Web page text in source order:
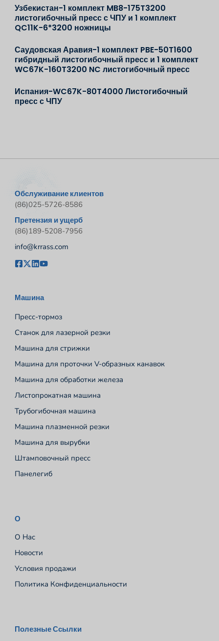
Узбекистан-1 комплект MB8-175T3200
листогибочный пресс с ЧПУ и 1 комплект
QC11K-6*3200 ножницы
Саудовская Аравия-1 комплект PBE-50T1600
гибридный листогибочный пресс и 1 комплект
WC67K-160T3200 NC листогибочный пресс
Испания-WC67K-80T4000 Листогибочный
пресс с ЧПУ
Обслуживание клиентов
(86)025-5726-8586
Претензия и ущерб
(86)189-5208-7956
info@krrass.com
Машина
Пресс-тормоз
Станок для лазерной резки
Машина для стрижки
Машина для проточки V-образных канавок
Машина для обработки железа
Листопрокатная машина
Трубогибочная машина
Машина плазменной резки
Машина для вырубки
Штамповочный пресс
Панелегиб
О
О Нас
Новости
Условия продажи
Политика Конфиденциальности
Полезные Ссылки